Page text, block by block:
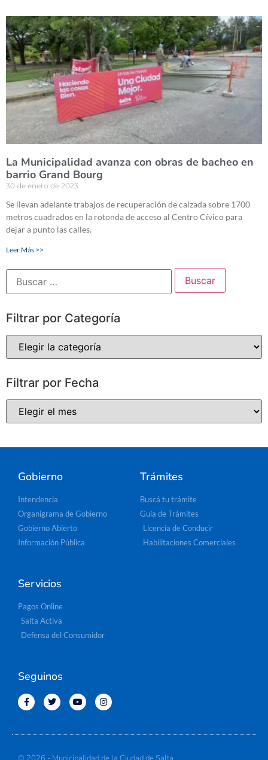
La Municipalidad avanza con obras de bacheo en
barrio Grand Bourg
30 de enero de 2023
Se llevan adelante trabajos de recuperación de calzada sobre 1700
metros cuadrados en la rotonda de acceso al Centro Cívico para
dejar a punto las calles.
Leer Más >>
Filtrar por Categoría
Filtrar por Fecha
Gobierno
Intendencia
Organigrama de Gobierno
Gobierno Abierto
Información Pública
Trámites
Buscá tu trámite
Guía de Trámites
Licencia de Conducir
Habilitaciones Comerciales
Servicios
Pagos Online
Salta Activa
Defensa del Consumidor
Seguinos